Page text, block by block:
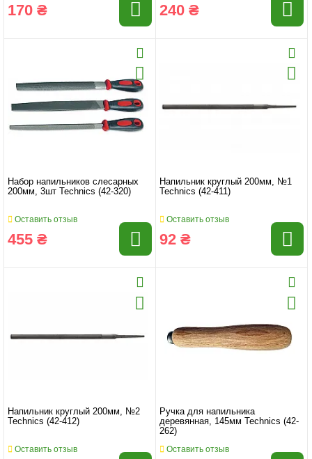
170 ₴ 240 ₴
Набор напильников слесарных
200мм, 3шт Technics (42-320)
Оставить отзыв
455 ₴
Напильник круглый 200мм, №1
Technics (42-411)
Оставить отзыв
92 ₴
Напильник круглый 200мм, №2
Technics (42-412)
Оставить отзыв
Ручка для напильника
деревянная, 145мм Technics (42-
262)
Оставить отзыв